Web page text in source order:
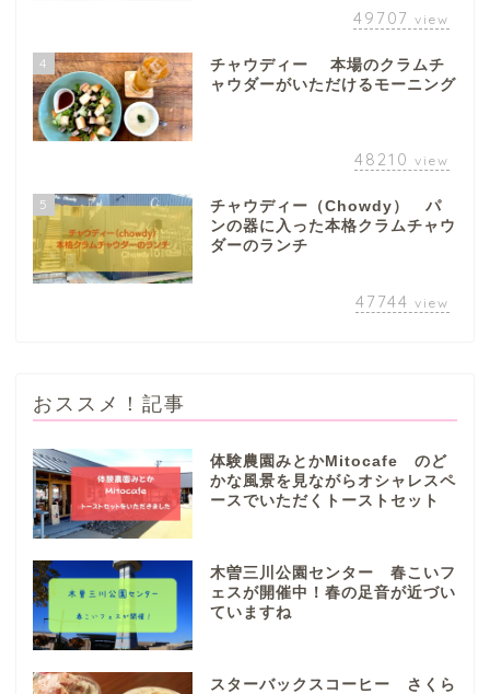
49707 view
4
チャウディー 本場のクラムチ
ャウダーがいただけるモーニング
48210 view
5
チャウディー（Chowdy） パ
ンの器に入った本格クラムチャウ
ダーのランチ
47744 view
おススメ！記事
体験農園みとかMitocafe のど
かな風景を見ながらオシャレスペ
ースでいただくトーストセット
木曽三川公園センター 春こいフ
ェスが開催中！春の足音が近づい
ていますね
スターバックスコーヒー さくら
ぎふまるけとは。
ぎふまるけ内の記事と写真
（画像）＆掲載情報につい
ての注意事項など
岐阜地域